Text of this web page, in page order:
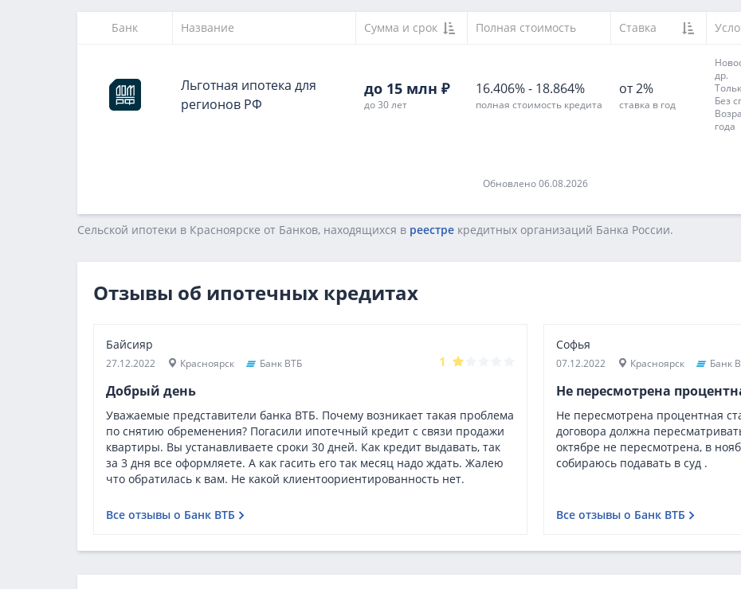
Банк Название Сумма и срок Полная стоимость Ставка
Льготная ипотека для
регионов РФ
до 15 млн ₽
до 30 лет
16.406%- 18.864%
полная стоимость кредита
от 2%
ставка в год
др.
Без
года
Обновлено 06.08.2026
Сельской ипотеки в Красноярске от Банков, находящихся в реестре кредитных opгaнизaций Бaнкa Poccии.
Отзывы об ипотечных кредитах
Банк ВТБ 1
Байсияр
27.12.2022 Красноярск
Добрый день
Уважаемые представители банка ВТБ. Почему возникает такая проблема
по снятию обременения? Погасили ипотечный кредит с связи продажи
квартиры. Вы устанавливаете сроки 30 дней. Как кредит выдавать, так
за 3 дня все оформляете. А как гасить его так месяц надо ждать. Жалею
что обратилась к вам. Не какой клиентоориентированность нет.
Все отзывы о Банк ВТБ
Банк
Софья
07.12.2022 Красноярск
Не пересмотрена
Не пересмотрена процентная
договора должна
октябре не пересмотрена, в
собираюсь подавать в суд .
Все отзывы о Банк ВТБ